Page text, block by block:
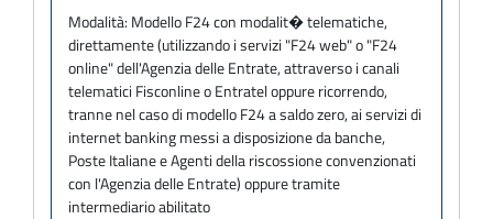
Modalità: Modello F24 con modalit� telematiche,
direttamente (utilizzando i servizi "F24 web" o "F24
online" dell'Agenzia delle Entrate, attraverso i canali
telematici Fisconline o Entratel oppure ricorrendo,
tranne nel caso di modello F24 a saldo zero, ai servizi di
internet banking messi a disposizione da banche,
Poste Italiane e Agenti della riscossione convenzionati
con l'Agenzia delle Entrate) oppure tramite
intermediario abilitato